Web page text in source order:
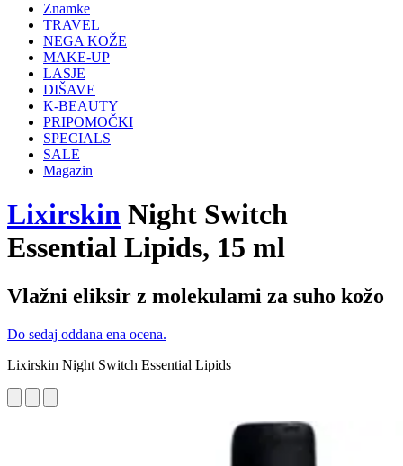
Znamke
TRAVEL
NEGA KOŽE
MAKE-UP
LASJE
DIŠAVE
K-BEAUTY
PRIPOMOČKI
SPECIALS
SALE
Magazin
Lixirskin Night Switch
Essential Lipids, 15 ml
Vlažni eliksir z molekulami za suho kožo
Do sedaj oddana ena ocena.
Lixirskin Night Switch Essential Lipids